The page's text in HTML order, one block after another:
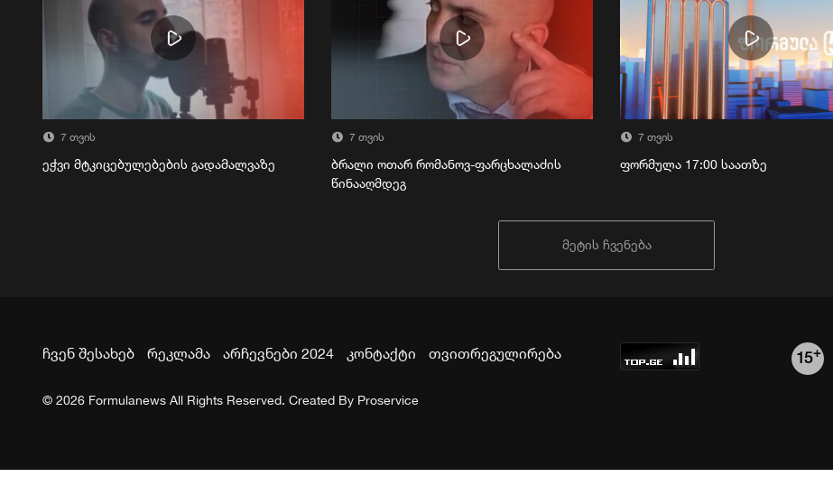
7 თვის
ეჭვი მტკიცებულებების გადამალვაზე
7 თვის
ბრალი ოთარ რომანოვ-ფარცხალაძის
წინააღმდეგ
7 თვის
ფორმულა 17:00 საათზე
მეტის ჩვენება
ჩვენ შესახებ რეკლამა არჩევნები 2024 კონტაქტი თვითრეგულირება 15+
© 2026 Formulanews All Rights Reserved. Created By Proservice